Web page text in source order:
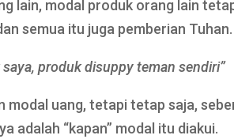
lain, modal produk orang lain
semua itu juga pemberian Tuhan.
produk disuppy teman sendiri”
modal uang, tetapi tetap saja,
adalah “kapan” modal itu diakui.